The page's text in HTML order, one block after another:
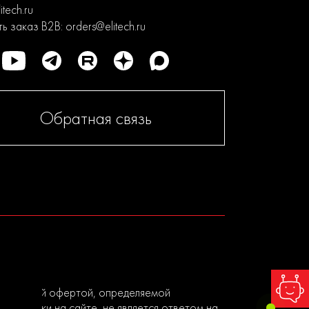
заказ B2B: orders@elitech.ru
Обратная связь
офертой, определяемой